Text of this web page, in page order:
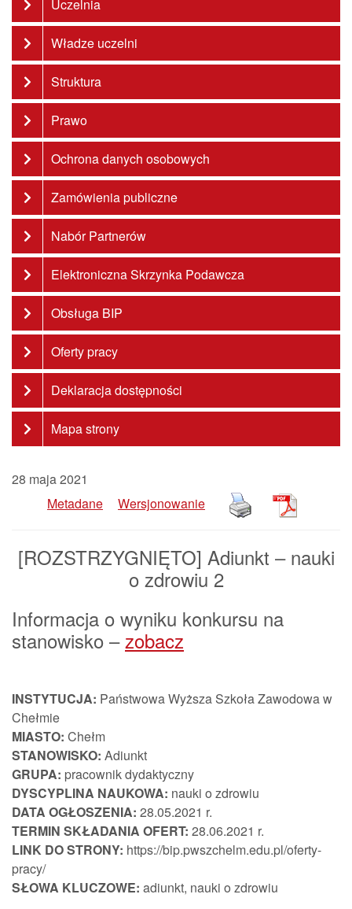
Uczelnia
Władze uczelni
Struktura
Prawo
Ochrona danych osobowych
Zamówienia publiczne
Nabór Partnerów
Elektroniczna Skrzynka Podawcza
Obsługa BIP
Oferty pracy
Deklaracja dostępności
Mapa strony
28 maja 2021
Metadane
Wersjonowanie
[ROZSTRZYGNIĘTO] Adiunkt – nauki
o zdrowiu 2
Informacja o wyniku konkursu na
stanowisko –zobacz
INSTYTUCJA: Państwowa Wyższa Szkoła Zawodowa w
Chełmie
MIASTO: Chełm
STANOWISKO: Adiunkt
GRUPA: pracownik dydaktyczny
DYSCYPLINA NAUKOWA: nauki o zdrowiu
DATA OGŁOSZENIA: 28.05.2021 r.
TERMIN SKŁADANIA OFERT: 28.06.2021 r.
LINK DO STRONY: https://bip.pwszchelm.edu.pl/oferty-
pracy/
SŁOWA KLUCZOWE: adiunkt, nauki o zdrowiu